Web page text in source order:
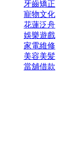
牙齒矯正
寵物文化
花蓮泛舟
娛樂遊戲
家電維修
美容美髪
當舖借款